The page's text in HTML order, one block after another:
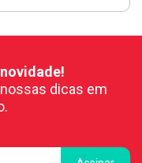
dicas em